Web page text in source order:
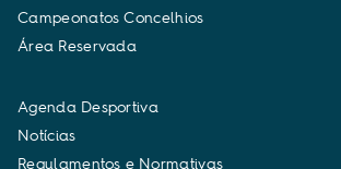
Campeonatos Concelhios
Área Reservada
Agenda Desportiva
Notícias
Regulamentos e Normativas